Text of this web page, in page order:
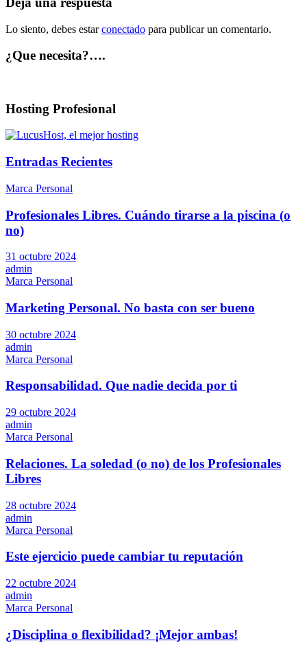
Lo siento, debes estarconectado para publicar un comentario.
¿Que necesita?….
Hosting Profesional
Entradas Recientes
Marca Personal
Profesionales Libres. Cuándo tirarse a la piscina (o
no)
31 octubre 2024
admin
Marca Personal
Marketing Personal. No basta con ser bueno
30 octubre 2024
admin
Marca Personal
Responsabilidad. Que nadie decida por ti
29 octubre 2024
admin
Marca Personal
Relaciones. La soledad (o no) de los Profesionales
Libres
28 octubre 2024
admin
Marca Personal
Este ejercicio puede cambiar tu reputación
22 octubre 2024
admin
Marca Personal
¿Disciplina o flexibilidad? ¡Mejor ambas!